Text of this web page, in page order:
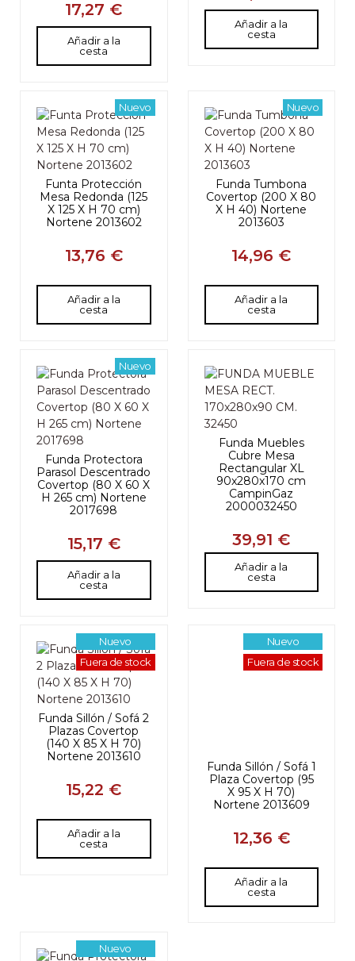
17,27 €
Añadir a la
cesta
Añadir a la
cesta
Nuevo
Funta Protección
Mesa Redonda (125
X 125 X H 70 cm)
Nortene 2013602
13,76 €
Añadir a la
cesta
Nuevo
Funda Tumbona
Covertop (200 X 80
X H 40) Nortene
2013603
14,96 €
Añadir a la
cesta
Nuevo
Funda Protectora
Parasol Descentrado
Covertop (80 X 60 X
H 265 cm) Nortene
2017698
15,17 €
Añadir a la
cesta
Funda Muebles
Cubre Mesa
Rectangular XL
90x280x170 cm
CampinGaz
2000032450
39,91 €
Añadir a la
cesta
Nuevo
Fuera de stock
Funda Sillón / Sofá 2
Plazas Covertop
(140 X 85 X H 70)
Nortene 2013610
15,22 €
Añadir a la
cesta
Nuevo
Fuera de stock
12,36 €
Añadir a la
cesta